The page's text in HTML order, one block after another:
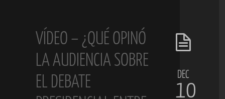
VÍDEO – ¿QUÉ OPINÓ
LA AUDIENCIA SOBRE
EL DEBATE
DEC
10